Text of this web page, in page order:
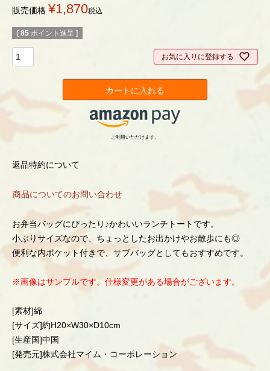
販売価格 ¥1,870税込
[ 85 ポイント進呈 ]
お気に入りに登録する
カートに入れる
ご利用いただけます。
返品特約について
商品についてのお問い合わせ
お弁当バッグにぴったり♪かわいいランチトートです。
小ぶりサイズなので、ちょっとしたお出かけやお散歩にも◎
便利な内ポケット付きで、サブバッグとしてもおすすめです。
※画像はサンプルです。仕様変更がある場合がございます。
[素材]綿
[サイズ]約H20×W30×D10cm
[生産国]中国
[発売元]株式会社マイム・コーポレーション